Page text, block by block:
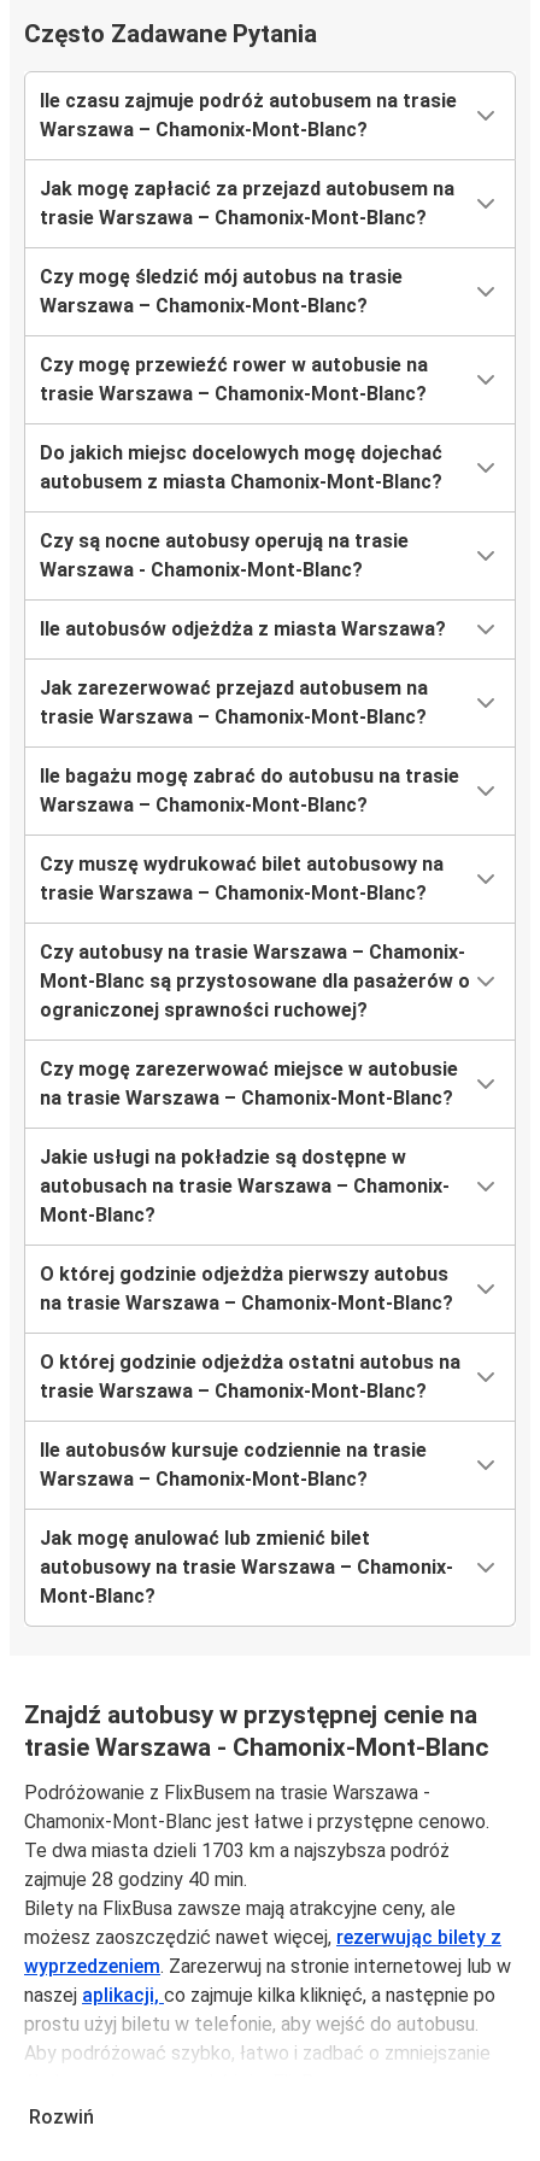
Często Zadawane Pytania
Ile czasu zajmuje podróż autobusem na trasie
Warszawa – Chamonix-Mont-Blanc?
Jak mogę zapłacić za przejazd autobusem na
trasie Warszawa – Chamonix-Mont-Blanc?
Czy mogę śledzić mój autobus na trasie
Warszawa – Chamonix-Mont-Blanc?
Czy mogę przewieźć rower w autobusie na
trasie Warszawa – Chamonix-Mont-Blanc?
Do jakich miejsc docelowych mogę dojechać
autobusem z miasta Chamonix-Mont-Blanc?
Czy są nocne autobusy operują na trasie
Warszawa - Chamonix-Mont-Blanc?
Ile autobusów odjeżdża z miasta Warszawa?
Jak zarezerwować przejazd autobusem na
trasie Warszawa – Chamonix-Mont-Blanc?
Ile bagażu mogę zabrać do autobusu na trasie
Warszawa – Chamonix-Mont-Blanc?
Czy muszę wydrukować bilet autobusowy na
trasie Warszawa – Chamonix-Mont-Blanc?
Czy autobusy na trasie Warszawa – Chamonix-
Mont-Blanc są przystosowane dla pasażerów o
ograniczonej sprawności ruchowej?
Czy mogę zarezerwować miejsce w autobusie
na trasie Warszawa – Chamonix-Mont-Blanc?
Jakie usługi na pokładzie są dostępne w
autobusach na trasie Warszawa – Chamonix-
Mont-Blanc?
O której godzinie odjeżdża pierwszy autobus
na trasie Warszawa – Chamonix-Mont-Blanc?
O której godzinie odjeżdża ostatni autobus na
trasie Warszawa – Chamonix-Mont-Blanc?
Ile autobusów kursuje codziennie na trasie
Warszawa – Chamonix-Mont-Blanc?
Jak mogę anulować lub zmienić bilet
autobusowy na trasie Warszawa – Chamonix-
Mont-Blanc?
Znajdź autobusy w przystępnej cenie na
trasie Warszawa - Chamonix-Mont-Blanc
Podróżowanie z FlixBusem na trasie Warszawa -
Chamonix-Mont-Blanc jest łatwe i przystępne cenowo.
Te dwa miasta dzieli 1703 km a najszybsza podróż
zajmuje 28 godziny 40 min.
Bilety na FlixBusa zawsze mają atrakcyjne ceny, ale
możesz zaoszczędzić nawet więcej, rezerwując bilety z
wyprzedzeniem. Zarezerwuj na stronie internetowej lub w
naszej aplikacji, co zajmuje kilka kliknięć, a następnie po
prostu użyj biletu w telefonie, aby wejść do autobusu.
Aby podróżować szybko, łatwo i zadbać o zmniejszanie
Podróż z: Warszawa
Rozwiń